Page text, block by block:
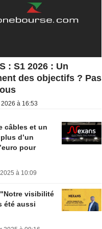
: S1 2026 : Un
des objectifs ? Pas
à 16:53
câbles et un
d’un
pour
à 10:09
visibilité
été aussi